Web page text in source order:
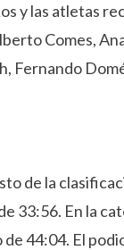
y las atletas
Comes,
Fernando
de la
33:56. En la
44:04. El